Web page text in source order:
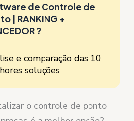
de Controle de
| RANKING +
?
e comparação das 10
soluções
o controle de ponto